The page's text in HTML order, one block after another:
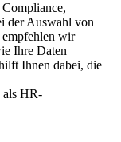
der Auswahl von
wir
Ihre Daten
Ihnen dabei, die
als HR-